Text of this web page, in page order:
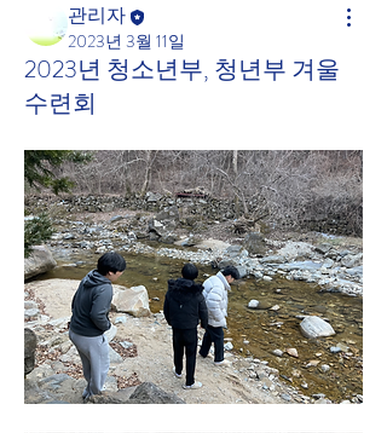
관리자
2023년 3월 11일
2023년 청소년부, 청년부 겨울
수련회